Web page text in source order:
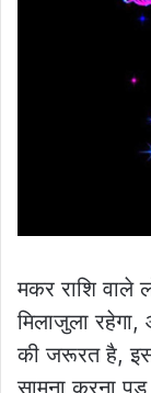
मकर राशि वाले
मिलाजुला
की जरूरत है, इस